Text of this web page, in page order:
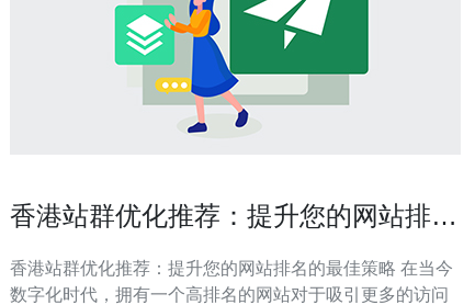
香港站群优化推荐：提升您的网站排名
香港站群优化推荐：提升您的网站排名的最佳策略 在当今
数字化时代，拥有一个高排名的网站对于吸引更多的访问